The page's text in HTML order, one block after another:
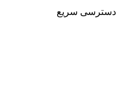
دسترسی سریع